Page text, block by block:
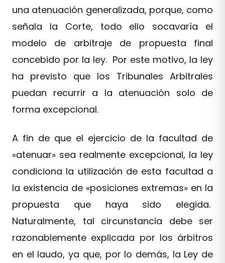
una atenuación generalizada, porque, como
señala la Corte, todo ello socavaría el
modelo de arbitraje de propuesta final
concebido por la ley. Por este motivo, la ley
ha previsto que los Tribunales Arbitrales
puedan recurrir a la atenuación solo de
forma excepcional.
A fin de que el ejercicio de la facultad de
«atenuar» sea realmente excepcional, la ley
condiciona la utilización de esta facultad a
la existencia de «posiciones extremas» en la
propuesta que haya sido elegida.
Naturalmente, tal circunstancia debe ser
razonablemente explicada por los árbitros
en el laudo, ya que, por lo demás, la Ley de